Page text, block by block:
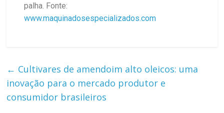
palha. Fonte:
www.maquinadosespecializados.com
← Cultivares de amendoim alto oleicos: uma
inovação para o mercado produtor e
consumidor brasileiros